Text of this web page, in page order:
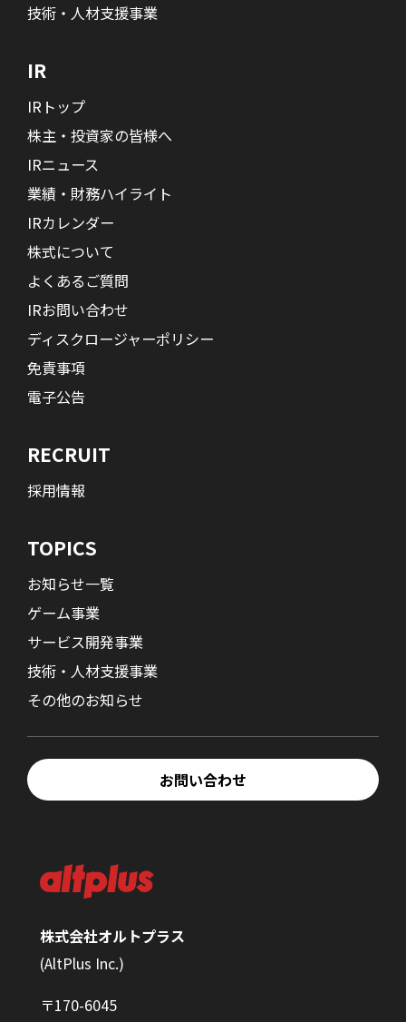
株式会社オルトプラス
(AltPlus Inc.)
〒170-6045
技術・人材支援事業
IR
IRトップ
株主・投資家の皆様へ
IRニュース
業績・財務ハイライト
IRカレンダー
株式について
よくあるご質問
IRお問い合わせ
ディスクロージャーポリシー
免責事項
電子公告
RECRUIT
採用情報
TOPICS
お知らせ一覧
ゲーム事業
サービス開発事業
技術・人材支援事業
その他のお知らせ
お問い合わせ